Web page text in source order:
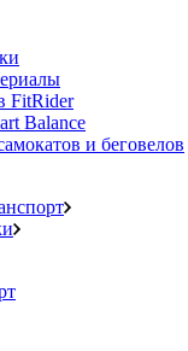
FitRider
Balance
и беговелов